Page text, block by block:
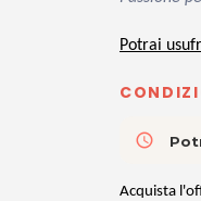
Potrai
access_time
Acquista